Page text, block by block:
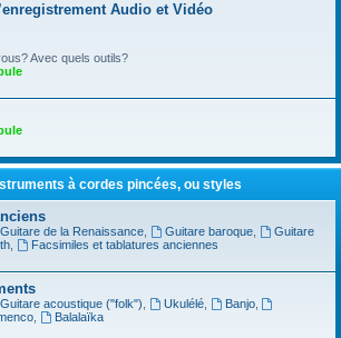
Audio et Vidéo
Avec quels outils?
à cordes pincées, ou styles
Guitare de la Renaissance, Guitare baroque,
Guitare
,
Facsimiles et tablatures anciennes
Guitare acoustique ("folk") Ukulélé, Banjo,
,
Balalaïka